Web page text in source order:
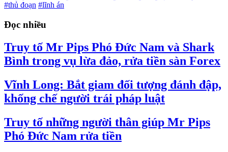
#thủ đoạn #lĩnh án
Đọc nhiều
Truy tố Mr Pips Phó Đức Nam và Shark
Bình trong vụ lừa đảo, rửa tiền sàn Forex
Vĩnh Long: Bắt giam đối tượng đánh đập,
khống chế người trái pháp luật
Truy tố những người thân giúp Mr Pips
Phó Đức Nam rửa tiền